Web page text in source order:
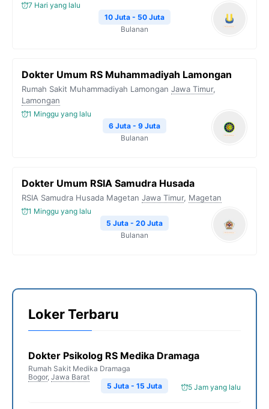
7 Hari yang lalu
10 Juta - 50 Juta
Bulanan
Dokter Umum RS Muhammadiyah Lamongan
Rumah Sakit Muhammadiyah Lamongan Jawa Timur,
Lamongan
1 Minggu yang lalu
6 Juta - 9 Juta
Bulanan
Dokter Umum RSIA Samudra Husada
RSIA Samudra Husada Magetan Jawa Timur, Magetan
1 Minggu yang lalu
5 Juta - 20 Juta
Bulanan
Loker Terbaru
Dokter Psikolog RS Medika Dramaga
Rumah Sakit Medika Dramaga
Bogor, Jawa Barat
5 Jam yang lalu
5 Juta - 15 Juta